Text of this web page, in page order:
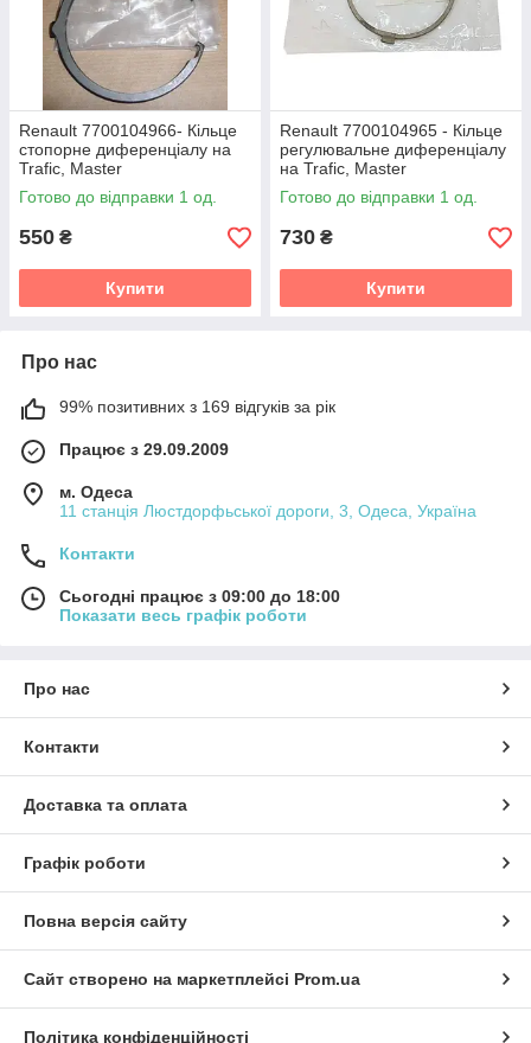
Renault 7700104966- Кільце
стопорне диференціалу на
Trafic, Master
Готово до відправки 1 од.
550 ₴
Купити
Renault 7700104965 - Кільце
регулювальне диференціалу
на Trafic, Master
Готово до відправки 1 од.
730 ₴
Купити
Про нас
99% позитивних з 169 відгуків за рік
Працює з 29.09.2009
м. Одеса
11 станція Люстдорфьської дороги, 3, Одеса, Україна
Контакти
Сьогодні працює з 09:00 до 18:00
Показати весь графік роботи
Про нас
Контакти
Доставка та оплата
Графік роботи
Повна версія сайту
Сайт створено на маркетплейсі Prom.ua
Політика конфіденційності